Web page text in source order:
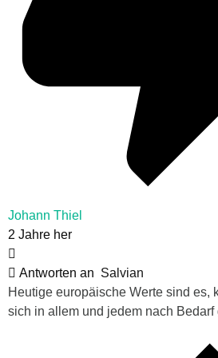
Johann Thiel
2 Jahre her
Antworten an Salvian
Heutige europäische Werte sind es,
sich in allem und jedem nach Bedarf